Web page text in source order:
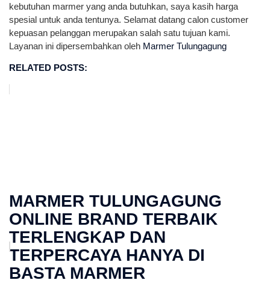
kebutuhan marmer yang anda butuhkan, saya kasih harga
spesial untuk anda tentunya. Selamat datang calon customer
kepuasan pelanggan merupakan salah satu tujuan kami.
Layanan ini dipersembahkan oleh Marmer Tulungagung
RELATED POSTS:
MARMER TULUNGAGUNG
ONLINE BRAND TERBAIK
TERLENGKAP DAN
TERPERCAYA HANYA DI
BASTA MARMER